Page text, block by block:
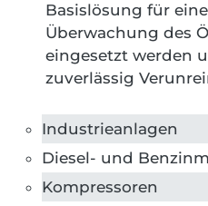
Basislösung für
Überwachung des
eingesetzt werden
zuverlässig
Industrieanlagen
Diesel- und
Kompressoren